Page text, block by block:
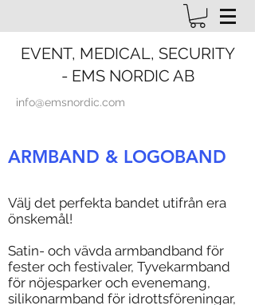
EVENT, MEDICAL, SECURITY
- EMS NORDIC AB
info@emsnordic.com
ARMBAND & LOGOBAND
Välj det perfekta bandet utifrån era
önskemål!
Satin- och vävda armbandband för
fester och festivaler, Tyvekarmband
för nöjesparker och evenemang,
silikonarmband för idrottsföreningar,